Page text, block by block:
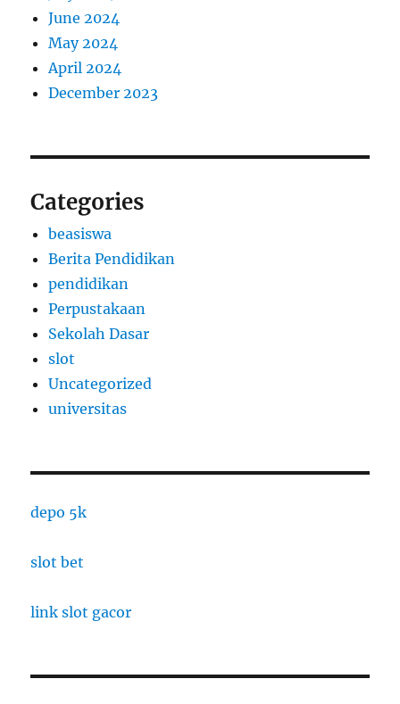
June 2024
May 2024
April 2024
December 2023
Categories
beasiswa
Berita Pendidikan
pendidikan
Perpustakaan
Sekolah Dasar
slot
Uncategorized
universitas
depo 5k
slot bet
link slot gacor